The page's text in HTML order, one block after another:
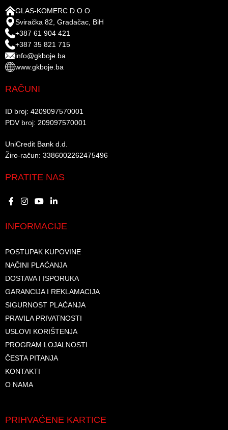
GLAS-KOMERC D.O.O.
Sviračka 82, Gradačac, BiH
+387 61 904 421
+387 35 821 715
info@gkboje.ba
www.gkboje.ba
RAČUNI
ID broj: 4209097570001​
PDV broj: 209097570001 ​
UniCredit Bank d.d.​
Žiro-račun: 3386002262475496​​
PRATITE NAS
INFORMACIJE
POSTUPAK KUPOVINE
NAČINI PLAĆANJA
DOSTAVA I ISPORUKA
GARANCIJA I REKLAMACIJA
SIGURNOST PLAĆANJA
PRAVILA PRIVATNOSTI
USLOVI KORIŠTENJA
PROGRAM LOJALNOSTI
ČESTA PITANJA
KONTAKTI
O NAMA
PRIHVAĆENE KARTICE